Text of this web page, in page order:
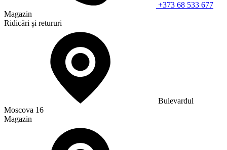
+373 68 533 677
Magazin
Ridicări și retururi
Bulevardul
Moscova 16
Magazin